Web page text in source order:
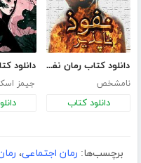
دانلود کتاب رمان نفوذ ناپذیر
نامشخص
دانلود کتاب
جیمز
برچسب‌ها: رمان اجتماعی،